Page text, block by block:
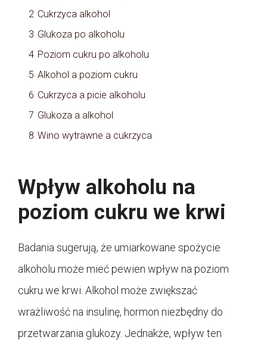
2 Cukrzyca alkohol
3 Glukoza po alkoholu
4 Poziom cukru po alkoholu
5 Alkohol a poziom cukru
6 Cukrzyca a picie alkoholu
7 Glukoza a alkohol
8 Wino wytrawne a cukrzyca
Wpływ alkoholu na
poziom cukru we krwi
Badania sugerują, że umiarkowane spożycie
alkoholu może mieć pewien wpływ na poziom
cukru we krwi. Alkohol może zwiększać
wrażliwość na insulinę, hormon niezbędny do
przetwarzania glukozy. Jednakże, wpływ ten